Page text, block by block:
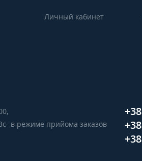
Личный кабинет
в режиме прийома заказов